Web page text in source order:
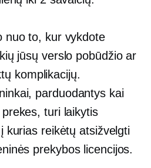
nuo to, kur vykdote
jūsų verslo pobūdžio ar
komplikacijų.
parduodantys kai
turi laikytis
kurias reikėtų atsižvelgti
prekybos licencijos.